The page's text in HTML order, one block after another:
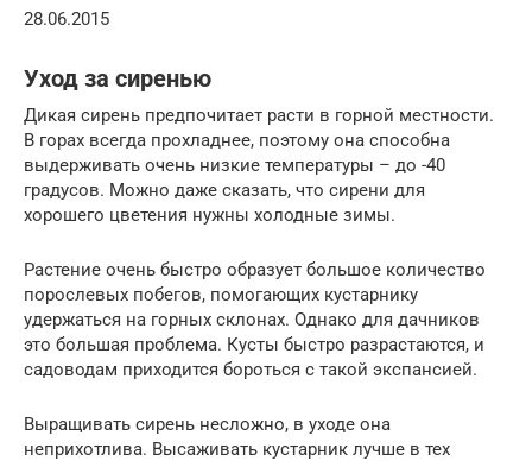
28.06.2015
Уход за сиренью
Дикая сирень предпочитает расти в горной местности.
В горах всегда прохладнее, поэтому она способна
выдерживать очень низкие температуры – до -40
градусов. Можно даже сказать, что сирени для
хорошего цветения нужны холодные зимы.
Растение очень быстро образует большое количество
порослевых побегов, помогающих кустарнику
удержаться на горных склонах. Однако для дачников
это большая проблема. Кусты быстро разрастаются, и
садоводам приходится бороться с такой экспансией.
Выращивать сирень несложно, в уходе она
неприхотлива. Высаживать кустарник лучше в тех